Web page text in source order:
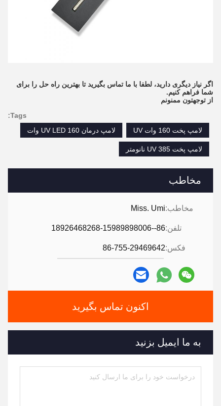
مخاطب
مخاطب:Miss. Umi
تلفن:86--18926468268-15989898006
فکس:86-755-29469642
اکنون تماس بگیرید
به ما ایمیل بزنید
اگر نیاز دیگری دارید، لطفا با ما تماس بگیرید تا بهترین راه حل را برای
شما فراهم کنیم.
از توجهتون ممنونم
Tags:
لامپ پخت 160 وات UV
لامپ درمان UV LED 160 وات
لامپ پخت UV 385 نانومتر